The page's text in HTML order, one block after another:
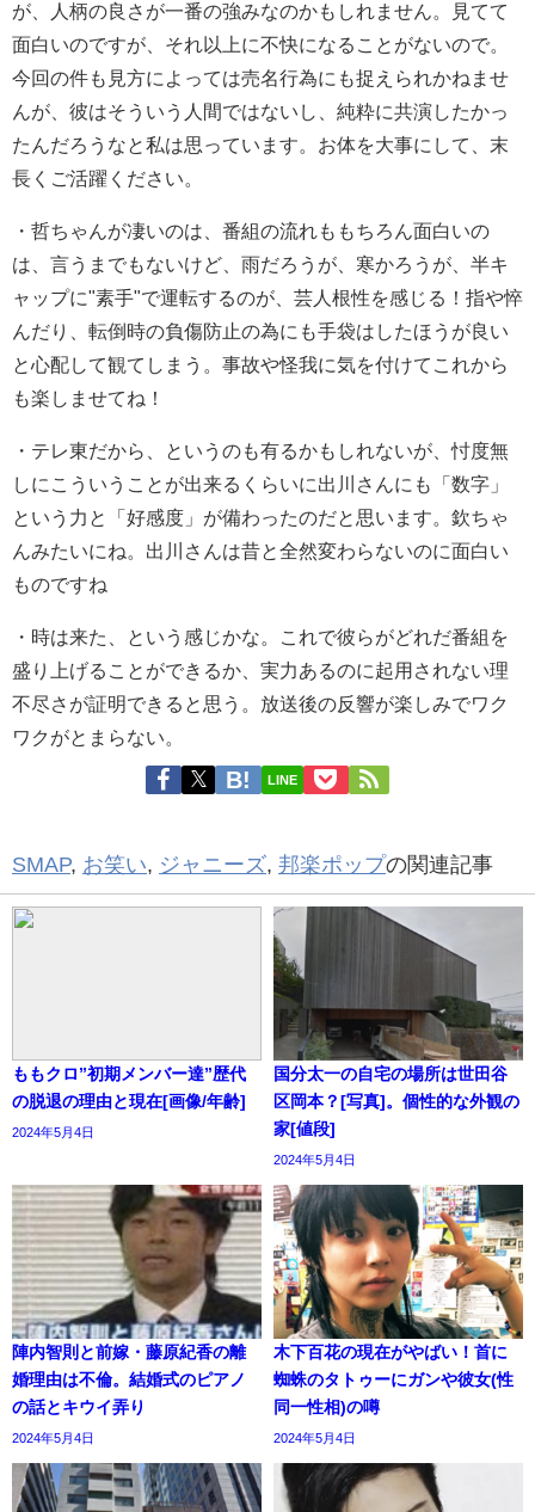
が、人柄の良さが一番の強みなのかもしれません。
見てて
面白いのですが、それ以上に不快になることがないので。
今回の件も見方によっては売名行為にも捉えられかねませ
んが、彼はそういう人間ではないし、純粋に共演したかっ
たんだろうなと私は思っています。
お体を大事にして、末
長くご活躍ください。
・ 哲ちゃんが凄いのは、番組の流れももちろん面白いの
は、言うまでもないけど、雨だろうが、寒かろうが、半キ
ャップに"素手"で運転するのが、芸人根性を感じる！ 指や悴
んだり、転倒時の負傷防止の為にも手袋はしたほうが良い
と心配して観てしまう。 事故や怪我に気を付けてこれから
も楽しませてね！
・ テレ東だから、というのも有るかもしれないが、忖度無
しにこういうことが出来るくらいに出川さんにも「数字」
という力と「好感度」が備わったのだと思います。 欽ちゃ
んみたいにね。 出川さんは昔と全然変わらないのに面白い
ものですね
・ 時は来た、という感じかな。
これで彼らがどれだ番組を
盛り上げることができるか、実力あるのに起用されない理
不尽さが証明できると思う。 放送後の反響が楽しみでワク
ワクがとまらない。
LINE
SMAP, お笑い, ジャニーズ, 邦楽ポップの関連記事
ももクロ”初期メンバー達”歴代
の脱退の理由と現在[画像/年齢]
2024年5月4日
国分太一の自宅の場所は世田谷
区岡本？[写真]。個性的な外観の
家[値段]
2024年5月4日
陣内智則と前嫁・藤原紀香の離
婚理由は不倫。結婚式のピアノ
の話とキウイ弄り
2024年5月4日
木下百花の現在がやばい！首に
蜘蛛のタトゥーにガンや彼女(性
同一性相)の噂
2024年5月4日